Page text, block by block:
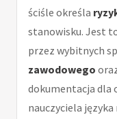
ściśle określa
stanowisku. Jest
przez wybitnych
zawodowego
dokumentacja dla
nauczyciela